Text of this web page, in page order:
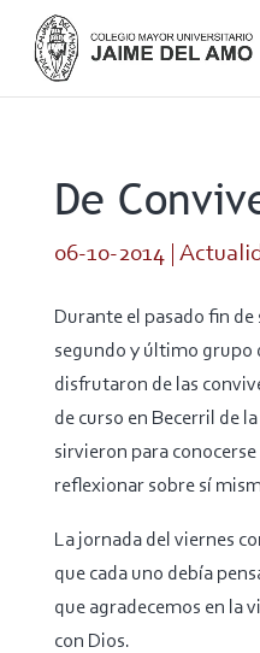
De
06-10-2014|
Durante el pasado fin de
segundo y último grupo
disfrutaron de las
de curso en Becerril de
sirvieron para
reflexionar sobre sí
La jornada del viernes
que cada uno debía
que agradecemos en la
con Dios.